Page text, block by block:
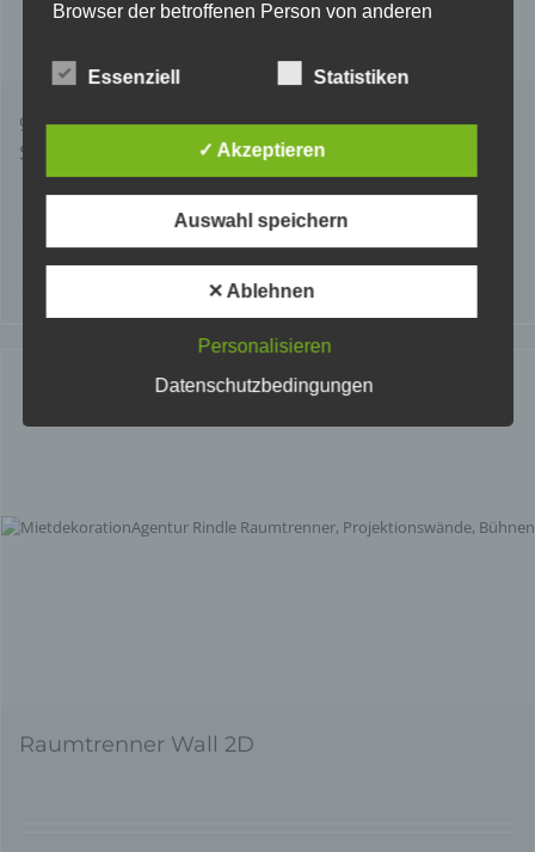
galactica easy cover – die Design
Stretchhusse
Bewertet
Raumtrenner Wall 2D
Browser der betroffenen Person von anderen
zu unterscheiden. Ein bestimmter Internetbrowser
kann über die eindeutige Cookie-ID wiedererkannt
Durch den Einsatz von Cookies kann den Nutzern
dieser Internetseite nutzerfreundlichere Services
bereitstellen, die ohne die Cookie-Setzung nicht
möglich wären.
Mittels eines Cookies können die Informationen
und Angebote auf unserer Internetseite im Sinne
ermöglichen uns, wie bereits erwähnt, die
Zweck dieser Wiedererkennung ist es, den
erleichtern. Der Benutzer einer Internetseite, die
Internetseite und dem auf dem Computersystem
mittels einer entsprechenden Einstellung des
Essenziell Statistiken
✓ Akzeptieren
Auswahl speichern
✕ Ablehnen
Personalisieren
Datenschutzbedingungen